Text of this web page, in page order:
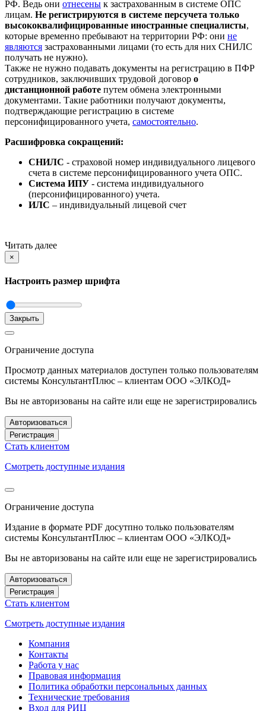
РФ. Ведь они отнесены к застрахованным в системе ОПС
лицам. Не регистрируются в системе персучета только
высококвалифицированные иностранные специалисты,
которые временно пребывают на территории РФ: они не
являются застрахованными лицами (то есть для них СНИЛС
получать не нужно).
Также не нужно подавать документы на регистрацию в ПФР
сотрудников, заключивших трудовой договор о
дистанционной работе путем обмена электронными
документами. Такие работники получают документы,
подтверждающие регистрацию в системе
персонифицированного учета, самостоятельно.
Расшифровка сокращений:
СНИЛС - страховой номер индивидуального лицевого
счета в системе персонифицированного учета ОПС.
Система ИПУ - система индивидуального
(персонифицированного) учета.
ИЛС – индивидуальный лицевой счет
Читать далее
×
Настроить размер шрифта
Закрыть
Ограничение доступа
Просмотр данных материалов доступен только пользователям
системы КонсультантПлюс – клиентам ООО «ЭЛКОД»
Вы не авторизованы на сайте или еще не зарегистрировались
Авторизоваться
Регистрация
Стать клиентом
Смотреть доступные издания
Ограничение доступа
Издание в формате PDF досутпно только пользователям
системы КонсультантПлюс – клиентам ООО «ЭЛКОД»
Вы не авторизованы на сайте или еще не зарегистрировались
Авторизоваться
Регистрация
Стать клиентом
Смотреть доступные издания
Компания
Контакты
Работа у нас
Правовая информация
Политика обработки персональных данных
Технические требования
Вход для РИЦ